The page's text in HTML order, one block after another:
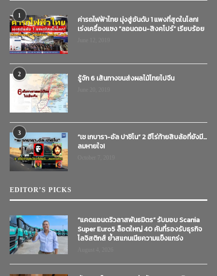
1
ค่ารถไฟฟ้าไทย มุ่งสู่อันดับ 1 แพงที่สุดในโลก!
เร่งเครื่องแซง “ลอนดอน-สิงคโปร์” เรียบร้อย
2 รู้จัก 6 เส้นทางขนส่งผลไม้ไทยไปจีน
3
“เช เกบารา-อัล ปาชิโน” 2 ฮีโร่ท้ายสิบล้อที่ยังมี…
ลมหายใจ!
EDITOR’S PICKS
“แคดแอนดริวลาสพันธมิตร” รับมอบ Scania
Super Euro5 ล็อตใหญ่ 40 คันที่รองรับธุรกิจ
โลจิสติกส์ ย้ำสแกนเนียความแข็งแกร่ง